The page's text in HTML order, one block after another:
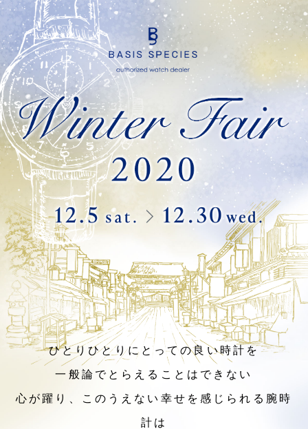
ひとりひとりにとっての良い時計を
一般論でとらえることはできない
心が躍り、このうえない幸せを感じられる腕時
計は